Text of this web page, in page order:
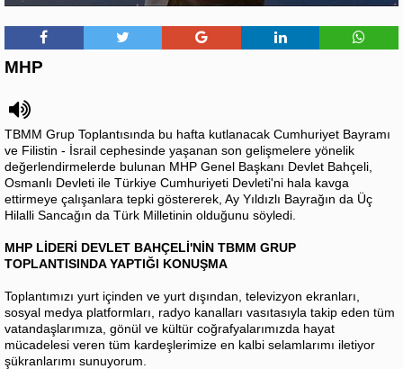
MHP
TBMM Grup Toplantısında bu hafta kutlanacak Cumhuriyet Bayramı
ve Filistin - İsrail cephesinde yaşanan son gelişmelere yönelik
değerlendirmelerde bulunan MHP Genel Başkanı Devlet Bahçeli,
Osmanlı Devleti ile Türkiye Cumhuriyeti Devleti'ni hala kavga
ettirmeye çalışanlara tepki göstererek, Ay Yıldızlı Bayrağın da Üç
Hilalli Sancağın da Türk Milletinin olduğunu söyledi.
MHP LİDERİ DEVLET BAHÇELİ'NİN TBMM GRUP
TOPLANTISINDA YAPTIĞI KONUŞMA
Toplantımızı yurt içinden ve yurt dışından, televizyon ekranları,
sosyal medya platformları, radyo kanalları vasıtasıyla takip eden tüm
vatandaşlarımıza, gönül ve kültür coğrafyalarımızda hayat
mücadelesi veren tüm kardeşlerimize en kalbi selamlarımı iletiyor
şükranlarımı sunuyorum.